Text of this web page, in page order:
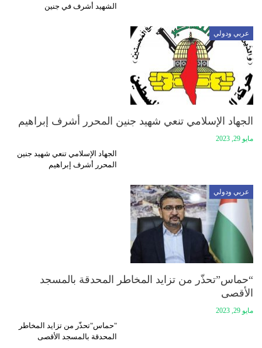
الشهيد أشرف في جنين
عربي ودولي
الجهاد الإسلامي تنعي شهيد جنين المحرر أشرف إبراهيم
مايو 29, 2023
الجهاد الإسلامي تنعي شهيد جنين
المحرر أشرف إبراهيم
عربي ودولي
“حماس”تحذّر من تزايد المخاطر المحدقة بالمسجد
الأقصى
مايو 29, 2023
"حماس"تحذّر من تزايد المخاطر
المحدقة بالمسجد الأقصى